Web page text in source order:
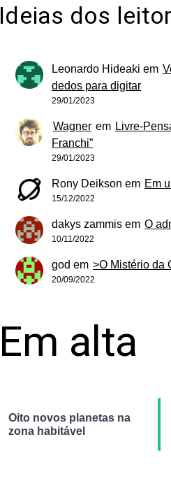
Ideias dos
Leonardo Hideaki em
dedos para digitar
29/01/2023
Wagner em Livre-
Franchi”
29/01/2023
Rony Deikson em Em
15/12/2022
dakys zammis em O
10/11/2022
god em >O Mistério da
20/09/2022
Em alta
Oito novos planetas na
zona habitável